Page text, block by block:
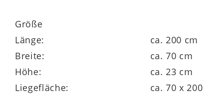
Bezug
Matratzenkern
Größe
Länge:
ca. 200 cm
Breite:
ca. 70 cm
Höhe:
ca. 23 cm
Liegefläche:
ca. 70 x 200